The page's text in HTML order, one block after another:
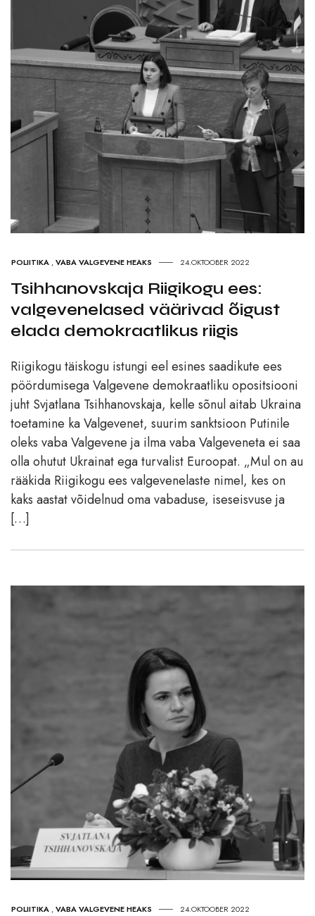
POLIITIKA ,VABA VALGEVENE HEAKS 24.OKTOOBER 2022
Tsihhanovskaja Riigikogu ees:
valgevenelased väärivad õigust
elada demokraatlikus riigis
Riigikogu täiskogu istungi eel esines saadikute ees
pöördumisega Valgevene demokraatliku opositsiooni
juht Svjatlana Tsihhanovskaja, kelle sõnul aitab Ukraina
toetamine ka Valgevenet, suurim sanktsioon Putinile
oleks vaba Valgevene ja ilma vaba Valgeveneta ei saa
olla ohutut Ukrainat ega turvalist Euroopat. „Mul on au
rääkida Riigikogu ees valgevenelaste nimel, kes on
kaks aastat võidelnud oma vabaduse, iseseisvuse ja
[…]
POLIITIKA ,VABA VALGEVENE HEAKS 24.OKTOOBER 2022